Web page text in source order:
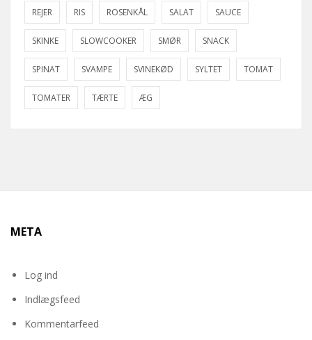
REJER RIS ROSENKÅL SALAT SAUCE
SKINKE SLOWCOOKER SMØR SNACK
SPINAT SVAMPE SVINEKØD SYLTET TOMAT
TOMATER TÆRTE ÆG
META
Log ind
Indlægsfeed
Kommentarfeed